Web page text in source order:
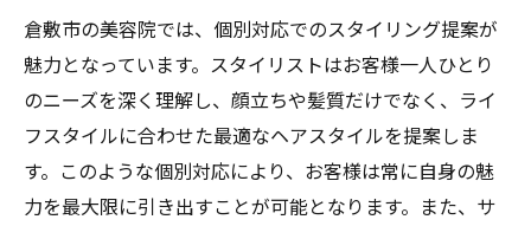
倉敷市の美容院では、個別対応でのスタイリング提案が
魅力となっています。スタイリストはお客様一人ひとり
のニーズを深く理解し、顔立ちや髪質だけでなく、ライ
フスタイルに合わせた最適なヘアスタイルを提案しま
す。このような個別対応により、お客様は常に自身の魅
力を最大限に引き出すことが可能となります。また、サ